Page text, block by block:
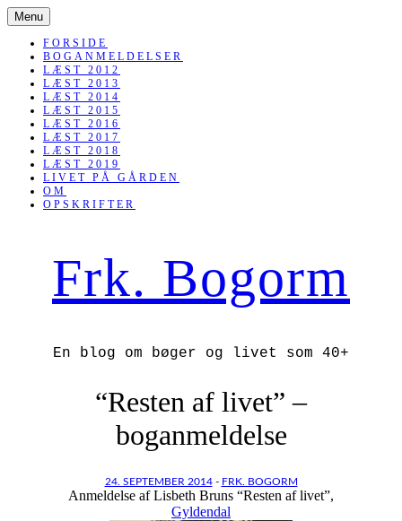
Menu SKIP
TO
CONTENT
FORSIDE
BOGANMELDELSER
LÆST 2012
LÆST 2013
LÆST 2014
LÆST 2015
LÆST 2016
LÆST 2017
LÆST 2018
LÆST 2019
LIVET PÅ GÅRDEN
OM
OPSKRIFTER
Frk. Bogorm
En blog om bøger og livet som 40+
“Resten af livet” –
boganmeldelse
24. SEPTEMBER 2014- FRK. BOGORM
Anmeldelse af Lisbeth Bruns “Resten af livet”,
Gyldendal